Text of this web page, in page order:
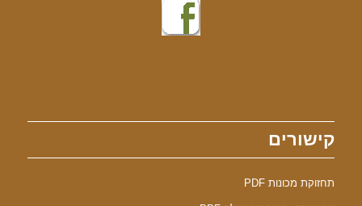
קישורים
תחזוקת מכונות PDF